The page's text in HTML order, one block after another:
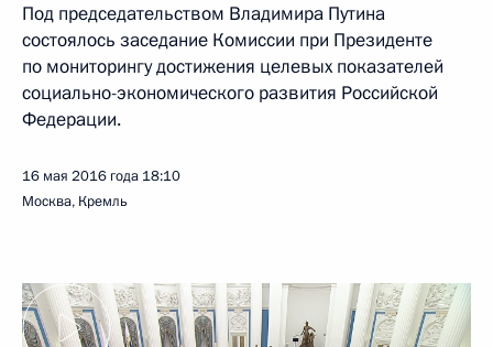
Под председательством Владимира Путина
состоялось заседание Комиссии при Президенте
по мониторингу достижения целевых показателей
социально-экономического развития Российской
Федерации.
16 мая 2016 года 18:10
Москва, Кремль